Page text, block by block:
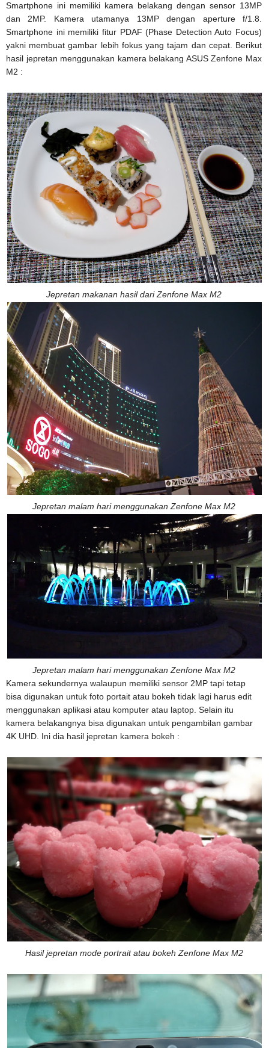
Smartphone ini memiliki kamera belakang dengan sensor 13MP
dan 2MP. Kamera utamanya 13MP dengan aperture f/1.8.
Smartphone ini memiliki fitur PDAF (Phase Detection Auto Focus)
yakni membuat gambar lebih fokus yang tajam dan cepat. Berikut
hasil jepretan menggunakan kamera belakang ASUS Zenfone Max
M2 :
Jepretan makanan hasil dari Zenfone Max M2
Jepretan malam hari menggunakan Zenfone Max M2
Jepretan malam hari menggunakan Zenfone Max M2
Kamera sekundernya walaupun memiliki sensor 2MP tapi tetap
bisa digunakan untuk foto portait atau bokeh tidak lagi harus edit
menggunakan aplikasi atau komputer atau laptop. Selain itu
kamera belakangnya bisa digunakan untuk pengambilan gambar
4K UHD. Ini dia hasil jepretan kamera bokeh :
Hasil jepretan mode portrait atau bokeh Zenfone Max M2